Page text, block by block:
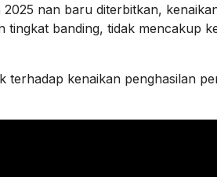
nan baru diterbitkan,
banding, tidak mencakup
terhadap kenaikan penghasilan